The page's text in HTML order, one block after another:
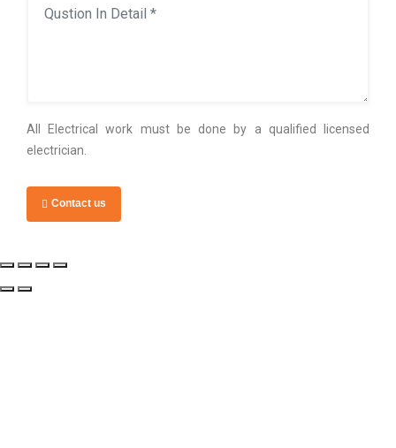
All Electrical work must be done by a qualified licensed
electrician.
Contact us